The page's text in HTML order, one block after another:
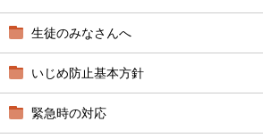
生徒のみなさんへ
いじめ防止基本方針
緊急時の対応